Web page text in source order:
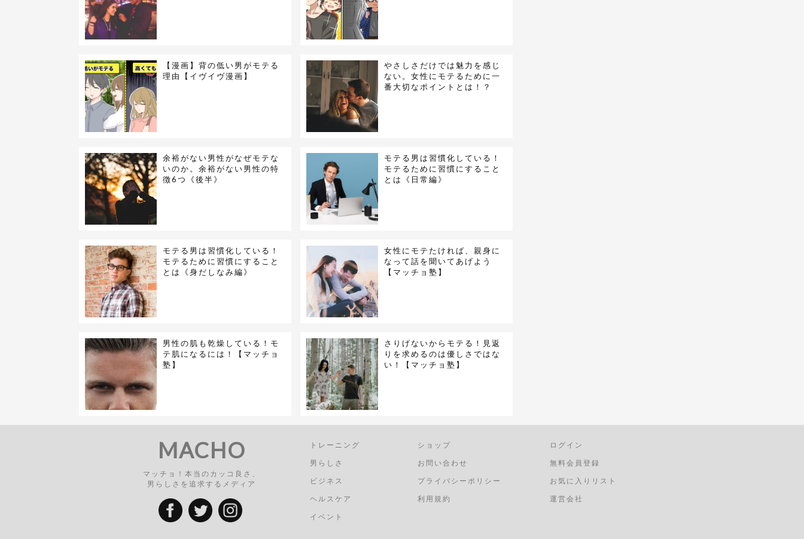
【漫画】背の低い男がモテる
理由【イヴイヴ漫画】
やさしさだけでは魅力を感じ
ない。女性にモテるために一
番大切なポイントとは！？
余裕がない男性がなぜモテな
いのか。余裕がない男性の特
徴6つ《後半》
モテる男は習慣化している！
モテるために習慣にすること
とは《日常編》
モテる男は習慣化している！
モテるために習慣にすること
とは《身だしなみ編》
女性にモテたければ、親身に
なって話を聞いてあげよう
【マッチョ塾】
男性の肌も乾燥している！モ
テ肌になるには！【マッチョ
塾】
さりげないからモテる！見返
りを求めるのは優しさではな
い！【マッチョ塾】
MACHO
マッチョ！本当のカッコ良さ、
男らしさを追求するメディア
トレーニング
男らしさ
ビジネス
ヘルスケア
イベント
ショップ
お問い合わせ
プライバシーポリシー
利用規約
ログイン
無料会員登録
お気に入りリスト
運営会社